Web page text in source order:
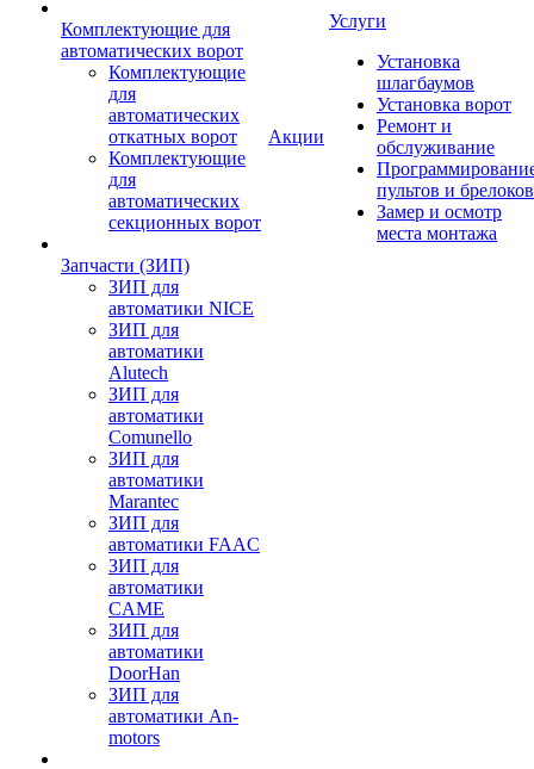
Комплектующие для
автоматических ворот
Комплектующие
для
автоматических
откатных ворот
Комплектующие
для
автоматических
секционных ворот
Запчасти (ЗИП)
ЗИП для
автоматики NICE
ЗИП для
автоматики
Alutech
ЗИП для
автоматики
Comunello
ЗИП для
автоматики
Marantec
ЗИП для
автоматики FAAC
ЗИП для
автоматики
CAME
ЗИП для
автоматики
DoorHan
ЗИП для
автоматики An-
motors
Акции
Услуги
Установка
шлагбаумов
Установка ворот
Ремонт и
обслуживание
пультов и брелоков
Замер и осмотр
места монтажа